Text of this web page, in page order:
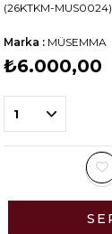
(26KTKM-MUS0024)
Marka : MÜSEMMA
₺6.000,00